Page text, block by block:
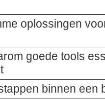
oplossingen
goede tools
binnen een